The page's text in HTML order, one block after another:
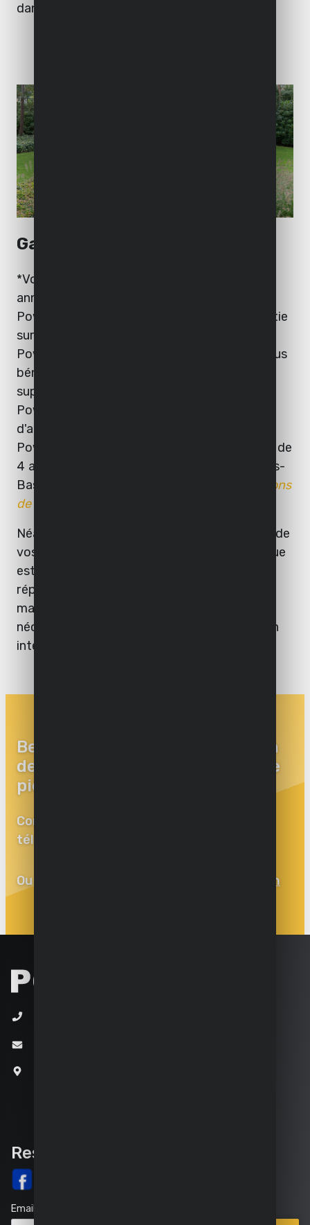
Points
dans les plus brefs délais !
Garantie
*Vous profitez d’une garantie de qualité de 2
années sur tous les outils et batteries de
Powerplus. Vous recevez 3 années de garantie
sur tous les outils des lignes X jaune de
Powerplus, Powerplus XB et Dual Power. Vous
bénéficiez même d’une année de garantie
supplémentaire en enregistrant les outils
Powerplus XB après l’achat. A l'achat
d'appareils de la ligne professionnelle Pro
Power vous bénéficiez même d’une garantie de
4 années (seulement en Belgique et aux Pays-
Bas). Le tout, conformément à ces *
conditions
de garantie
Néanmoins, si un problème survient avec un de
vos appareils Powerplus, un service technique
est à votre service pour prendre en main les
réparations nécessaires. Varo possède le
matériel ainsi que les pièces de rechange
nécessaires pour effectuer les réparations en
interne.
Besoin d’aide pour la réparation
de l’un de nos outils ? Besoin de
pièces de rechange ?
Contactez notre service technique par
téléphone : +32 (0)3 292 92 90
Ou envoyez un e-mail à support@varo.com
Rester informé
Email